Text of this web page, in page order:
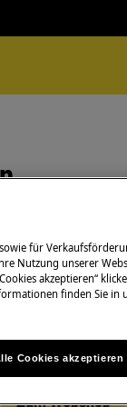
Ersatzteile &
Bestellen Sie
Zanussi-Produkt
günstig per Post
Zum Webshop
für
Nutzung unserer
akzeptieren“
finden Sie in
Cookies akzeptieren